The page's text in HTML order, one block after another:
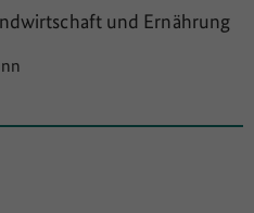
und Ernährung